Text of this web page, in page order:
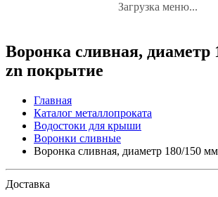
Загрузка меню...
Воронка сливная, диаметр
zn покрытие
Главная
Каталог металлопроката
Водостоки для крыши
Воронки сливные
Воронка сливная, диаметр 180/150
Доставка